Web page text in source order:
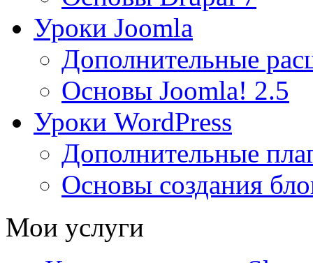
Уроки Joomla
Дополнительные
Основы Joomla! 2.5
Уроки WordPress
Дополнительные
Основы создания
Мои услуги